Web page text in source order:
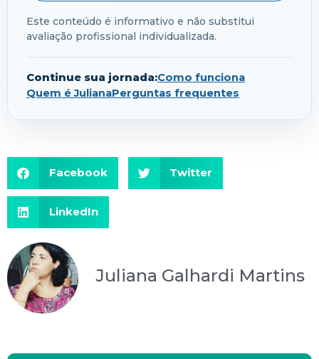
Este conteúdo é informativo e não substitui
avaliação profissional individualizada.
Continue sua jornada:Como funciona
Quem é JulianaPerguntas frequentes
Facebook Twitter
LinkedIn
Juliana Galhardi Martins